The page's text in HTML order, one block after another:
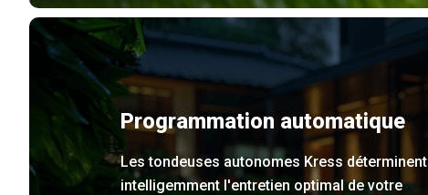
Programmation automatique
Les tondeuses autonomes Kress déterminent
intelligemment l'entretien optimal de votre